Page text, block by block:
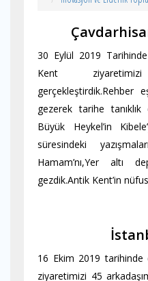
30 Eylül 2019
Kent
gerçekleştirdik.Rehber
gezerek tarihe
Büyük Heykel’in
süresindeki
Hamam’nı,Yer altı
gezdik.Antik Kent’in
16 Ekim 2019 tarihinde
ziyaretimizi 45